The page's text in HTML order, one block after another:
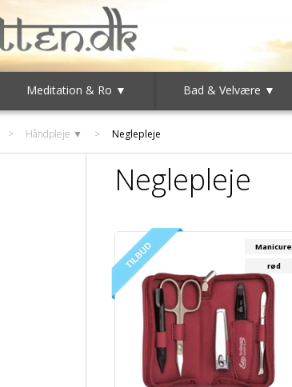
Meditation & Ro ▼ Bad & Velvære ▼
> Håndpleje ▼ > Neglepleje
Neglepleje
Manicure
rød